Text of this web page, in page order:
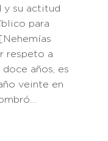
y su actitud
para
respeto a
doce años, es
veinte en